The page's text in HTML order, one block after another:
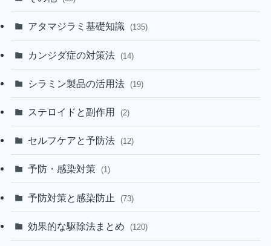
アタマジラミ基礎知識 (135)
カンジダ症の対策法 (14)
シラミン製品の活用法 (19)
ステロイドと副作用 (2)
セルフケアと予防法 (12)
予防・感染対策 (1)
予防対策と感染防止 (73)
効果的な駆除法まとめ (120)